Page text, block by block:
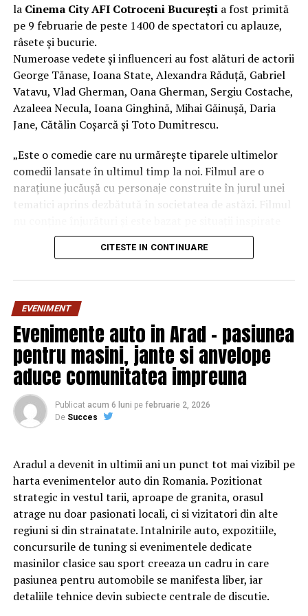
NU RATATI
Mark Zuckerberg a făcut anunțul! Ce decizie a luat
fondatorul Facebook | Aradul De Azi
la Cinema City AFI Cotroceni Bucureștia fost primită
pe 9 februarie de peste 1400 de spectatori cu aplauze,
râsete și bucurie.
Numeroase vedete și influenceri au fost alături de actorii
George Tănase, Ioana State, Alexandra Răduță, Gabriel
Vatavu, Vlad Gherman, Oana Gherman, Sergiu Costache,
Azaleea Necula, Ioana Ginghină, Mihai Găinușă, Daria
Jane, Cătălin Coșarcă și Toto Dumitrescu.
„Este o comedie care nu urmărește tiparele ultimelor
comedii lansate în ultimul timp la noi. Filmul are o
narațiune jucăușă cu personaje construite în jurul unei
tematici aprins dezbătută în societatea de astăzi. Filmul
din viața reală.”, spune regizorul Paul Decu.
Decu, propune spectatorilor o abordare amuzantă a
unei situații des întâlnite în micile certuri dintr-un
cuplu: pentru cine e mai greu/ mai ușor. În urma unei
provocări pe care patru cupluri de prieteni o duc la bun
sfârșit, după multe peripeții, într-un weekend,
personajele ajung să câștige o altă viziune despre
relațiile lor, lăsând deoparte presupunerile, orgoliile și
preconcepțiile, pentru a încerca să comunice mai bine
între ei.
Cu râs pe săturate, surprize și personaje pline de viață,
comedia independentă „În pielea mea”intră în
cinematografele din toată țara din 10 februarie.
Spectatorilor li s-a pregătit o surpriză pentru data de
12 februarie: o seară specială „Date Night” organizată în
mai multe cinematografe din rețeaua Cinema City unde
toți cei care cumpără un bilet la comedia „În pielea mea”
CITESTE IN CONTINUARE
EVENIMENT
Evenimente auto in Arad – pasiunea
pentru masini, jante si anvelope
aduce comunitatea impreuna
Publicat acum 6 luni pe februarie 2, 2026
De Succes
Aradul a devenit in ultimii ani un punct tot mai vizibil pe
harta evenimentelor auto din Romania. Pozitionat
strategic in vestul tarii, aproape de granita, orasul
atrage nu doar pasionati locali, ci si vizitatori din alte
regiuni si din strainatate. Intalnirile auto, expozitiile,
concursurile de tuning si evenimentele dedicate
masinilor clasice sau sport creeaza un cadru in care
pasiunea pentru automobile se manifesta liber, iar
detaliile tehnice devin subiecte centrale de discutie.